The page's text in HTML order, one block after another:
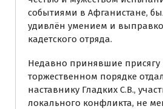
событиями в Афганистане,
удивлён умением и
кадетского отряда.
Недавно принявшие присягу
торжественном порядке
наставнику Гладких С.В.,
локального конфликта, не